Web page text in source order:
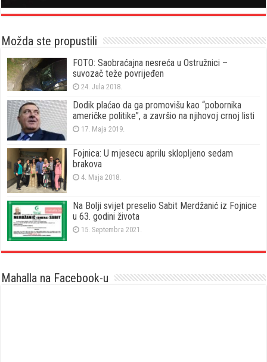
Možda ste propustili
FOTO: Saobraćajna nesreća u Ostružnici –
suvozač teže povrijeđen
24. Jula 2018.
Dodik plaćao da ga promovišu kao “pobornika
američke politike”, a završio na njihovoj crnoj listi
17. Maja 2019.
Fojnica: U mjesecu aprilu sklopljeno sedam
brakova
4. Maja 2018.
Na Bolji svijet preselio Sabit Merdžanić iz Fojnice
u 63. godini života
15. Septembra 2021.
Mahalla na Facebook-u